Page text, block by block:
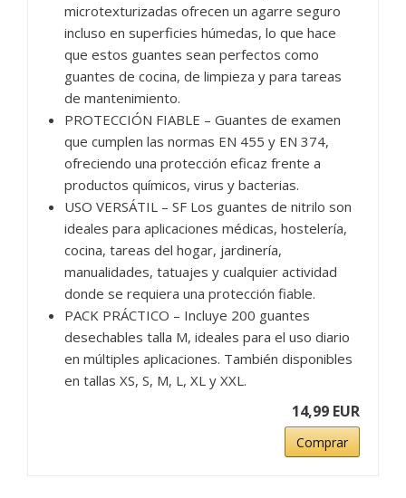
microtexturizadas ofrecen un agarre seguro
incluso en superficies húmedas, lo que hace
que estos guantes sean perfectos como
guantes de cocina, de limpieza y para tareas
de mantenimiento.
PROTECCIÓN FIABLE – Guantes de examen
que cumplen las normas EN 455 y EN 374,
ofreciendo una protección eficaz frente a
productos químicos, virus y bacterias.
USO VERSÁTIL – SF Los guantes de nitrilo son
ideales para aplicaciones médicas, hostelería,
cocina, tareas del hogar, jardinería,
manualidades, tatuajes y cualquier actividad
donde se requiera una protección fiable.
PACK PRÁCTICO – Incluye 200 guantes
desechables talla M, ideales para el uso diario
en múltiples aplicaciones. También disponibles
en tallas XS, S, M, L, XL y XXL.
14,99 EUR
Comprar